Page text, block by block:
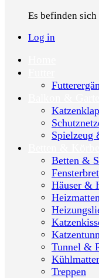
Es befinden
Log in
Spielzeug
Betten &
Häuser &
Tunnel &
Treppen